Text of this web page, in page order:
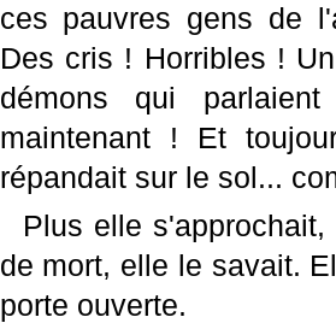
ces pauvres gens de
Des cris ! Horribles !
démons qui
maintenant ! Et
répandait sur le sol...
Plus elle
de mort, elle le savait.
porte ouverte.